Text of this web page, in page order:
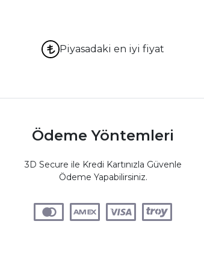
Piyasadaki en iyi fiyat
Ödeme Yöntemleri
3D Secure ile Kredi Kartınızla Güvenle
Ödeme Yapabilirsiniz.